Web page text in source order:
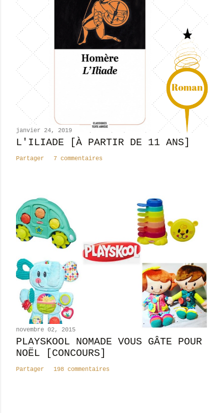
r
c
m
n
t
i
janvier 24, 2019
L'ILIADE [À PARTIR DE 11 ANS]
Partager 7 commentaires
novembre 02, 2015
PLAYSKOOL NOMADE VOUS GÂTE POUR
NOËL [CONCOURS]
Partager 198 commentaires